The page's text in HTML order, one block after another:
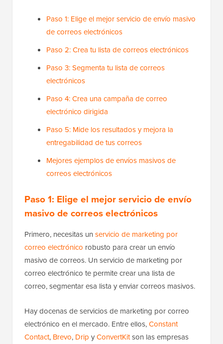
Paso 1: Elige el mejor servicio de envío masivo
de correos electrónicos
Paso 2: Crea tu lista de correos electrónicos
Paso 3: Segmenta tu lista de correos
electrónicos
Paso 4: Crea una campaña de correo
electrónico dirigida
Paso 5: Mide los resultados y mejora la
entregabilidad de tus correos
Mejores ejemplos de envíos masivos de
correos electrónicos
Paso 1: Elige el mejor servicio de envío
masivo de correos electrónicos
Primero, necesitas un servicio de marketing por
correo electrónico robusto para crear un envío
masivo de correos. Un servicio de marketing por
correo electrónico te permite crear una lista de
correo, segmentar esa lista y enviar correos masivos.
Hay docenas de servicios de marketing por correo
electrónico en el mercado. Entre ellos,Constant
Contact, Brevo, Drip yConvertKitson las empresas